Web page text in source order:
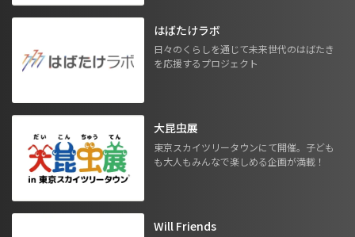
はばたけラボ
日々のくらしを通じて未来世代のはばたき
を応援するプロジェクト
大昆虫展
東京スカイツリータウンにて開催。子ども
も大人もみんなで楽しめる企画が満載！
Will Friends